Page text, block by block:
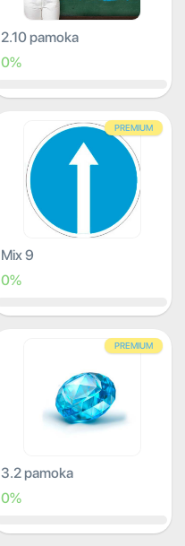
2.10 pamoka
0%
PREMIUM
Mix 9
0%
PREMIUM
3.2 pamoka
0%